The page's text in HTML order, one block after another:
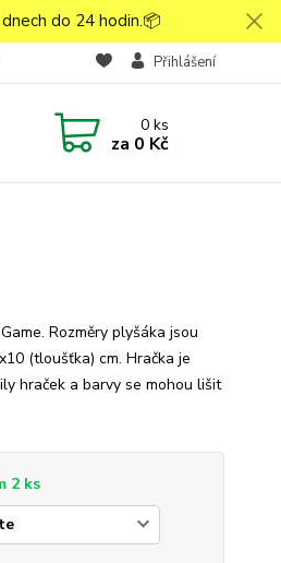
do 24 hodin.📦
Přihlášení
0ks
za 0 Kč
Rozměry plyšáka jsou
(tloušťka) cm. Hračka je
hraček a barvy se mohou lišit
2 ks